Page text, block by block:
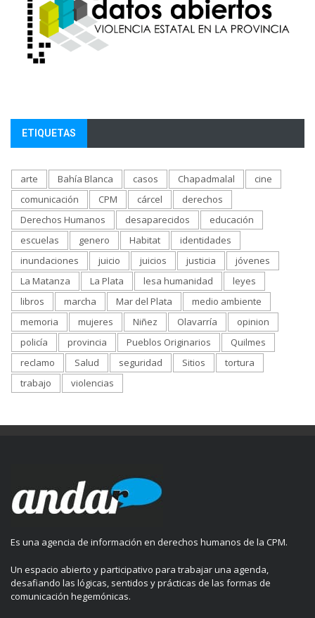
ETIQUETAS
arte Bahía Blanca casos Chapadmalal
cine
comunicación
CPM cárcel
derechos
Derechos Humanos
desaparecidos
educación
escuelas
genero Habitat
identidades
inundaciones
juicio juicios justicia
jóvenes
La Matanza
La Plata lesa humanidad
leyes
libros
marcha Mar del Plata
medio ambiente
memoria
mujeres Niñez Olavarría
opinion
policía
provincia Pueblos Originarios
Quilmes
reclamo
Salud seguridad Sitios
tortura
trabajo
violencias
Es una agencia de información en derechos humanos de la CPM.
Un espacio abierto y participativo para trabajar una agenda,
desafiando las lógicas, sentidos y prácticas de las formas de
comunicación hegemónicas.